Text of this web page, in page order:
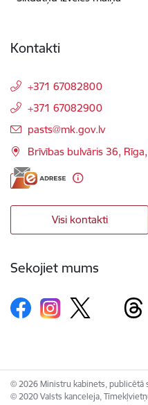
Kontakti
+371 67082800
+371 67082900
E-pasts:
pasts@mk.gov.lv
Brīvības bulvāris 36,
Visi kontakti
Sekojiet mums
© 2026 Ministru kabinets, publicētā
© 2020 Valsts kanceleja,